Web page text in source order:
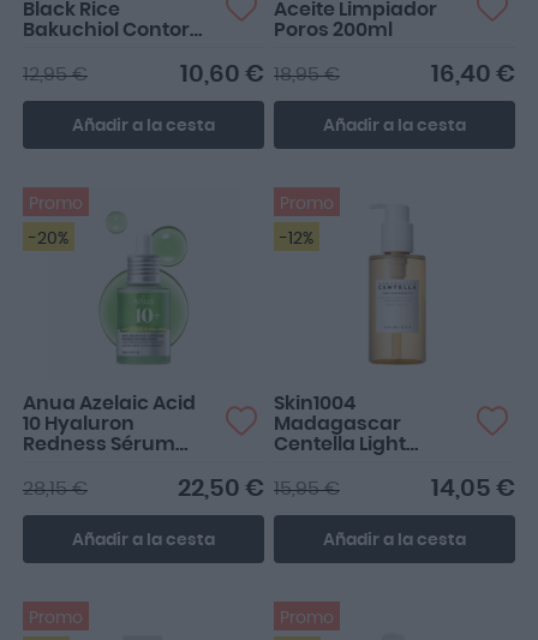
Black Rice
Bakuchiol Contorno
10,60 €
12,95 €
Añadir a la cesta
Aceite Limpiador
Poros 200ml
16,40 €
18,95 €
Añadir a la cesta
Promo
-20%
Anua Azelaic Acid
10 Hyaluron
Redness Sérum
22,50 €
28,15 €
Añadir a la cesta
Promo
-12%
Skin1004
Madagascar
Centella Light
14,05 €
15,95 €
Añadir a la cesta
Promo Promo